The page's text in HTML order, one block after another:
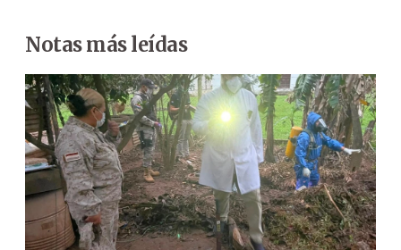
Notas más leídas